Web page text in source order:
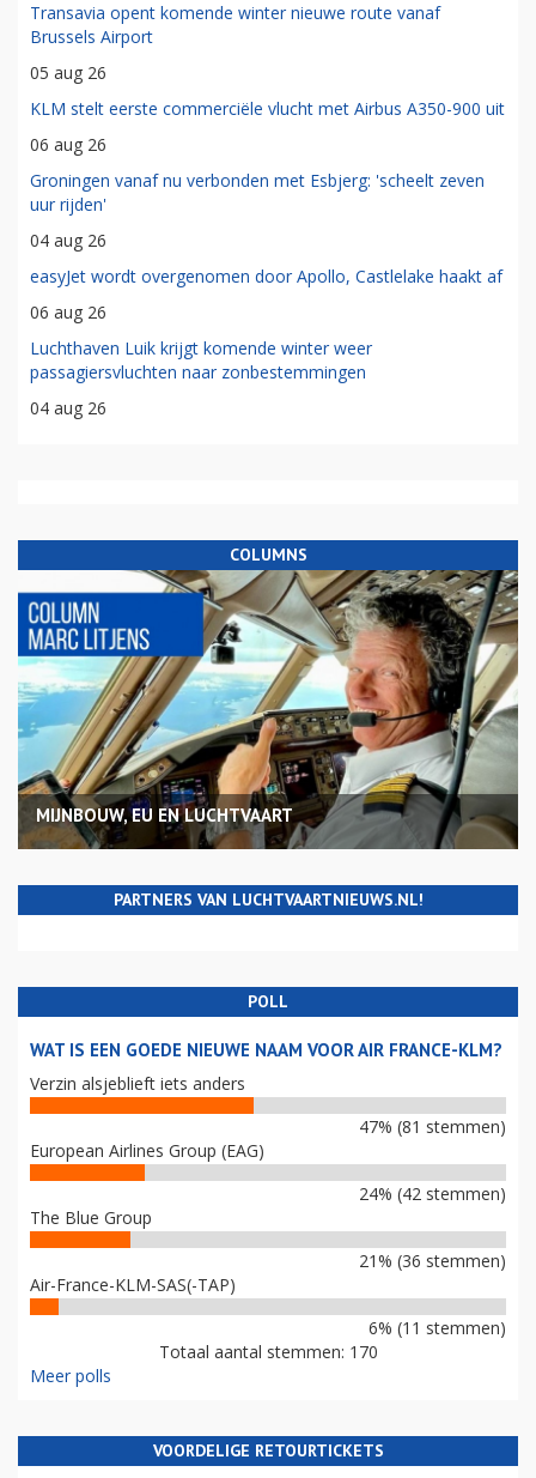
Transavia opent komende winter nieuwe route vanaf
Brussels Airport
05 aug 26
KLM stelt eerste commerciële vlucht met Airbus A350-900 uit
06 aug 26
Groningen vanaf nu verbonden met Esbjerg: 'scheelt zeven
uur rijden'
04 aug 26
easyJet wordt overgenomen door Apollo, Castlelake haakt af
06 aug 26
Luchthaven Luik krijgt komende winter weer
passagiersvluchten naar zonbestemmingen
04 aug 26
COLUMNS
MIJNBOUW, EU EN LUCHTVAART
PARTNERS VAN LUCHTVAARTNIEUWS.NL!
POLL
WAT IS EEN GOEDE NIEUWE NAAM VOOR AIR FRANCE-KLM?
Verzin alsjeblieft iets anders
47% (81 stemmen)
European Airlines Group (EAG)
24% (42 stemmen)
The Blue Group
21% (36 stemmen)
Air-France-KLM-SAS(-TAP)
6% (11 stemmen)
Totaal aantal stemmen: 170
Meer polls
VOORDELIGE RETOURTICKETS